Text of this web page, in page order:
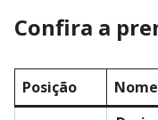
Confira a
Posição Nome